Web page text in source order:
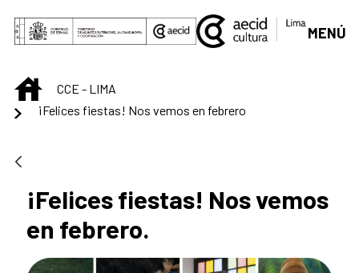
Saltar al contenido principal
MENÚ
INICIOCCE - LIMA
¡Felices fiestas! Nos vemos en febrero
¡Felices fiestas! Nos vemos
en febrero.